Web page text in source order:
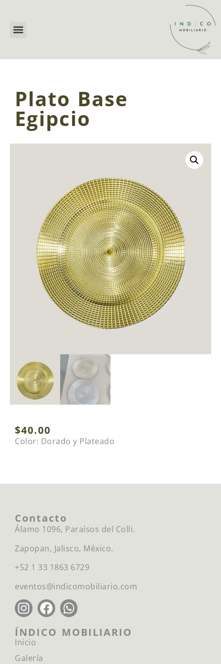
Plato Base
Egipcio
$40.00
Color: Dorado y Plateado
Contacto
Álamo 1096, Paraísos del Colli.
Zapopan, Jalisco, México.
+52 1 33 1863 6729
eventos@indicomobiliario.com
ÍNDICO MOBILIARIO
Inicio
Galería